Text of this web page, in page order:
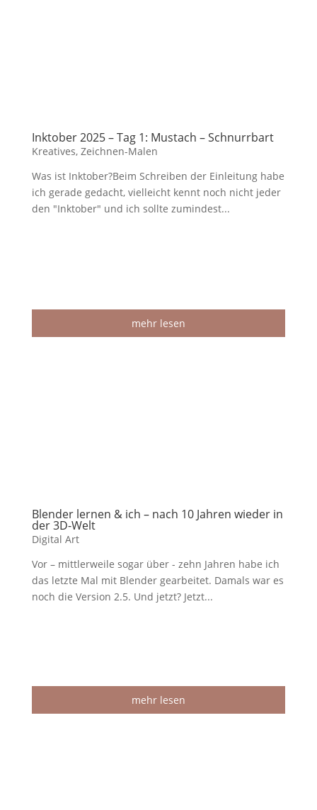
Inktober 2025 – Tag 1: Mustach – Schnurrbart
Kreatives, Zeichnen-Malen
Was ist Inktober?Beim Schreiben der Einleitung habe
ich gerade gedacht, vielleicht kennt noch nicht jeder
den "Inktober" und ich sollte zumindest...
mehr lesen
Blender lernen & ich – nach 10 Jahren wieder in
der 3D-Welt
Digital Art
Vor – mittlerweile sogar über - zehn Jahren habe ich
das letzte Mal mit Blender gearbeitet. Damals war es
noch die Version 2.5. Und jetzt? Jetzt...
mehr lesen